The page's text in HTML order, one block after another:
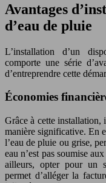
Avantages
d’eau de pluie
L’installation d’un
comporte une série
d’entreprendre cette
Économies
Grâce à cette installation,
manière significative. En
l’eau de pluie ou grise,
eau n’est pas soumise
ailleurs, opter pour un
permet d’alléger la